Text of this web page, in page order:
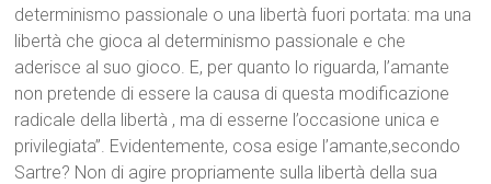
determinismo passionale o una libertà fuori portata: ma una
libertà che gioca al determinismo passionale e che
aderisce al suo gioco. E, per quanto lo riguarda, l’amante
non pretende di essere la causa di questa modificazione
radicale della libertà , ma di esserne l’occasione unica e
privilegiata”. Evidentemente, cosa esige l’amante,secondo
Sartre? Non di agire propriamente sulla libertà della sua